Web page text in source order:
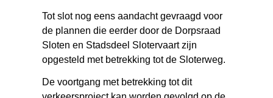
Tot slot nog eens aandacht gevraagd voor
de plannen die eerder door de Dorpsraad
Sloten en Stadsdeel Slotervaart zijn
opgesteld met betrekking tot de Sloterweg.
De voortgang met betrekking tot dit